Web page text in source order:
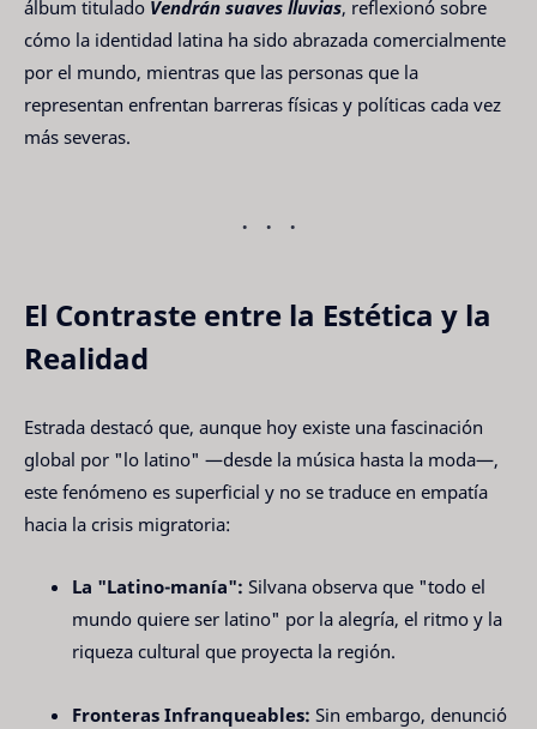
álbum titulado Vendrán suaves lluvias, reflexionó sobre
cómo la identidad latina ha sido abrazada comercialmente
por el mundo, mientras que las personas que la
representan enfrentan barreras físicas y políticas cada vez
más severas.
El Contraste entre la Estética y la
Realidad
Estrada destacó que, aunque hoy existe una fascinación
global por "lo latino" —desde la música hasta la moda—,
este fenómeno es superficial y no se traduce en empatía
hacia la crisis migratoria:
La "Latino-manía": Silvana observa que "todo el
mundo quiere ser latino" por la alegría, el ritmo y la
riqueza cultural que proyecta la región.
Fronteras Infranqueables: Sin embargo, denunció